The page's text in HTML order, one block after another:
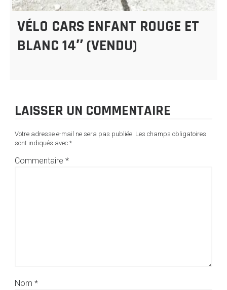
VÉLO CARS ENFANT ROUGE ET
BLANC 14″ (VENDU)
LAISSER UN COMMENTAIRE
Votre adresse e-mail ne sera pas publiée. Les champs obligatoires
sont indiqués avec *
Commentaire *
Nom *